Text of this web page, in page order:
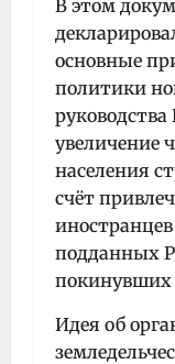
В этом
основные
политики
руководства
увеличение
населения
счёт
подданных
покинувших
Идея об